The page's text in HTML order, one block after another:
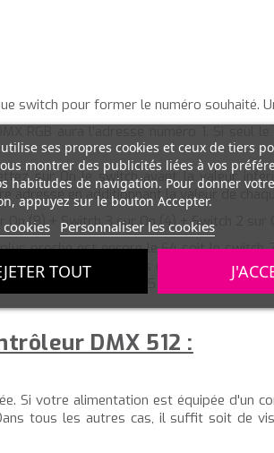
switch pour former le numéro souhaité.
RGB aura l'adresse numéro 1. Si seul
sur On le switch ayant la valeur
en additionnant la valeur de
(8) + Switch 3 sur On (4) + Switch 2 sur
proche est encore le 64 soit le switch
à 80, nous le laissons donc sur Off.
On les switch 7 et 5 pour assigner
DMX 512 :
Si votre alimentation est équipée d'un
tous les autres cas, il suffit soit de
utilise ses propres cookies et ceux de tiers
montrer des publicités liées à vos
habitudes de navigation. Pour donner
appuyez sur le bouton Accepter.
Personnaliser les cookies
TOUT